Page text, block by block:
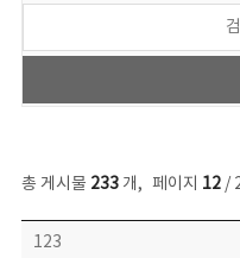
총 게시물 233개, 페이지 12/
보도자료 목록 - 번호, 제목, 작성자, 파일, 조회수, 작성일 정보 제공
123